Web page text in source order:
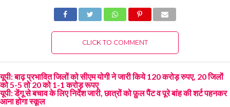
CLICK TO COMMENT
यूपी: बाढ़ प्रभावित जिलों को सीएम योगी ने जारी किये 120 करोड़ रुपए, 20 जिलों
को 5-5 तो 20 को 1-1 करोड़ रूपए
यूपी: डेंगू से बचाव के लिए निर्देश जारी, छात्रों को फ़ुल पैंट व पूरे बांह की शर्ट पहनकर
आना होगा स्कूल